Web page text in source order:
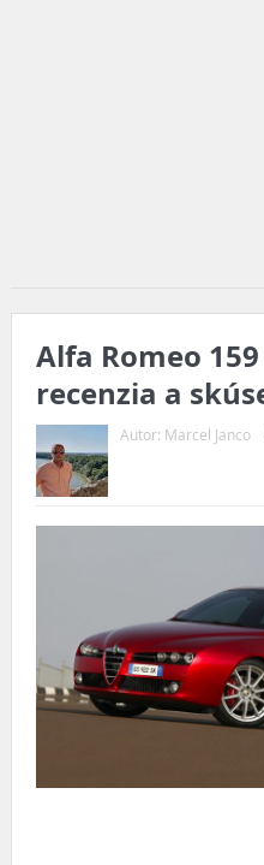
Alfa Romeo
recenzia a
Autor: Marcel Janco